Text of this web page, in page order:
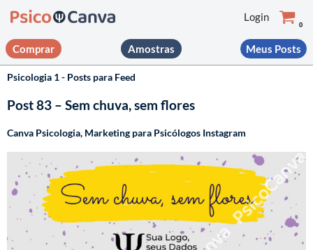
Pular
para
o
Login
0
Comprar Amostras Meus Posts
Psicologia 1 - Posts para Feed
Post 83 – Sem chuva, sem flores
Canva Psicologia, Marketing para Psicólogos Instagram